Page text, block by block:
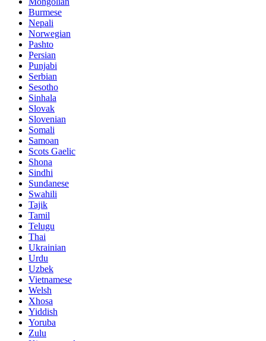
Burmese
Nepali
Norwegian
Pashto
Persian
Punjabi
Serbian
Sesotho
Sinhala
Slovak
Slovenian
Somali
Samoan
Scots Gaelic
Shona
Sindhi
Sundanese
Swahili
Tajik
Tamil
Telugu
Thai
Ukrainian
Urdu
Uzbek
Vietnamese
Welsh
Xhosa
Yiddish
Yoruba
Zulu